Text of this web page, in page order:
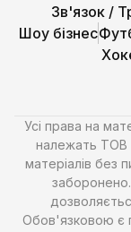
Зв'язок /
Шоу бізнес
Усі права на
належать ТОВ
матеріалів без
Обов'язковою є